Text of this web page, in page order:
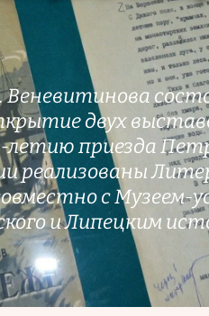
Веневитинова
двух
летию приезда
реализованы
с Музеем-
и Липецким